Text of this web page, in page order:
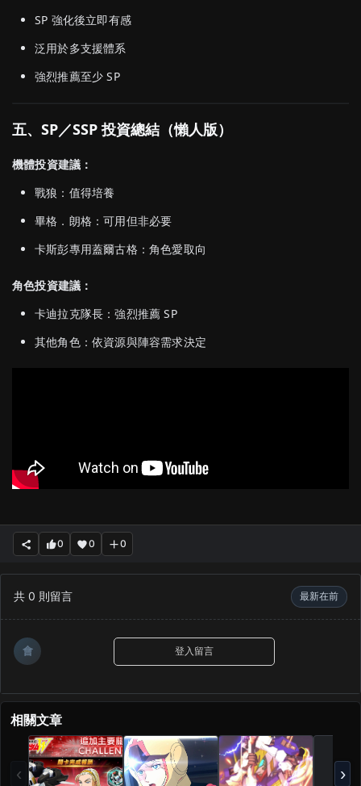
SP 強化後立即有感
泛用於多支援體系
強烈推薦至少 SP
五、SP／SSP 投資總結（懶人版）
機體投資建議：
戰狼：值得培養
畢格．朗格：可用但非必要
卡斯彭專用蓋爾古格：角色愛取向
角色投資建議：
卡迪拉克隊長：強烈推薦 SP
其他角色：依資源與陣容需求決定
0 0 0
共 0 則留言 最新在前
會 登入留言
相關文章
‹ ›